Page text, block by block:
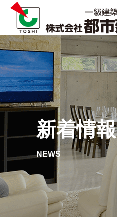
新着情報
NEWS